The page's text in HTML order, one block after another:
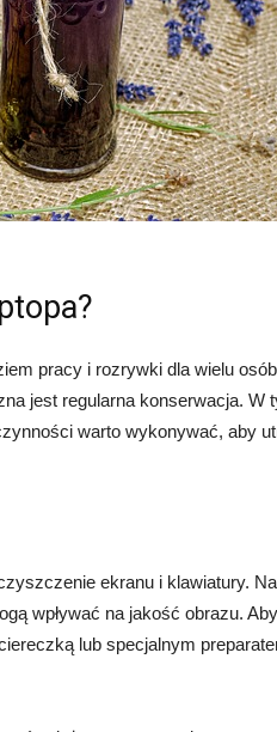
pracy i rozrywki dla wielu
jest regularna konserwacja. W
warto wykonywać, aby
ekranu i klawiatury.
wpływać na jakość obrazu.
lub specjalnym